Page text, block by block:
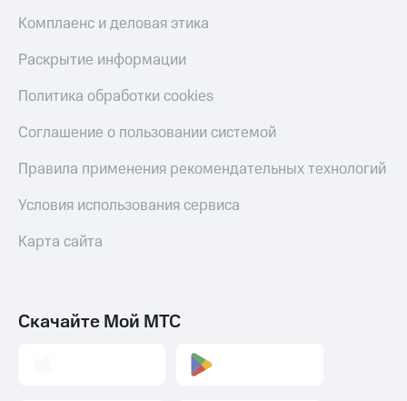
Комплаенс и деловая этика
Раскрытие информации
Политика обработки cookies
Соглашение о пользовании системой
Правила применения рекомендательных технологий
Условия использования сервиса
Карта сайта
Скачайте Мой МТС